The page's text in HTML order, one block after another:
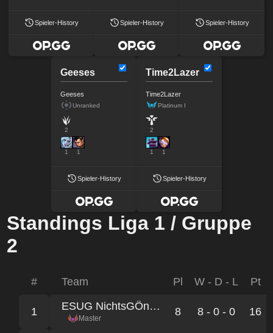
Spieler-History Spieler-History Spieler-History
Geeses
Geeses
Unranked
2
1 1
Spieler-History
Time2Lazer
Time2Lazer
Platinum I
2
1 1
Spieler-History
Standings Liga 1 / Gruppe
2
# Team Pl W - D - L Pt
1 ESUG NichtsGÖnner
Master
8 8 - 0 - 0 16